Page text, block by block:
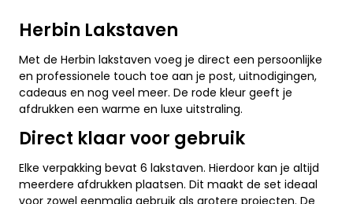
Herbin Lakstaven
Met de Herbin lakstaven voeg je direct een persoonlijke
en professionele touch toe aan je post, uitnodigingen,
cadeaus en nog veel meer. De rode kleur geeft je
afdrukken een warme en luxe uitstraling.
Direct klaar voor gebruik
Elke verpakking bevat 6 lakstaven. Hierdoor kan je altijd
meerdere afdrukken plaatsen. Dit maakt de set ideaal
voor zowel eenmalig gebruik als grotere projecten. De